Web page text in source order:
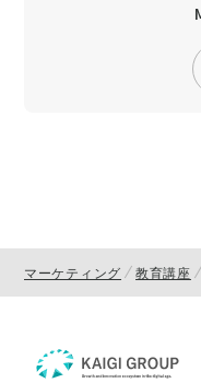
マーケティング 教育講座